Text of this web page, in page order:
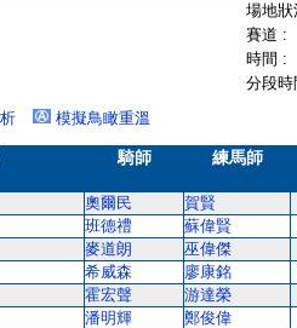
場地
賽道 :
時間 :
分段
模擬鳥瞰重溫
騎師 練馬師
奧爾民 賀賢
班德禮 蘇偉賢
麥道朗 巫偉傑
希威森 廖康銘
霍宏聲 游達榮
潘明輝 鄭俊偉